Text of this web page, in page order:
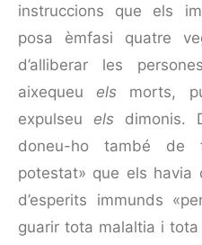
instruc­cions que els
posa èmfasi quatre
d’alliberar les
aixequeu els morts,
expulseu els dimonis.
doneu-ho també de
potestat» que els havia
d’esperits immunds
guarir tota malaltia i tota